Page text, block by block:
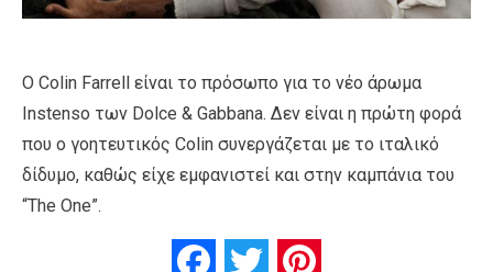
Ο Colin Farrell είναι το πρόσωπο για το νέο άρωμα
Instenso των Dolce & Gabbana. Δεν είναι η πρώτη φορά
που ο γοητευτικός Colin συνεργάζεται με το ιταλικό
δίδυμο, καθώς είχε εμφανιστεί και στην καμπάνια του
“The One”.
FacebookTwitter